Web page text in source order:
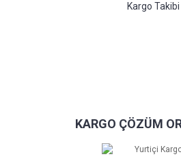
Kargo Takibi
KARGO ÇÖZÜM